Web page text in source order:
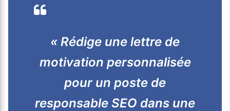
« Rédige une lettre de
motivation personnalisée
pour un poste de
responsable SEO dans une